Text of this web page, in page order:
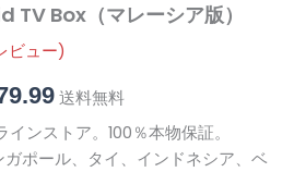
TV Box（マレーシア版）
ビュー)
の
は
送料無料
インストア。100％本物保証。
ポール、タイ、インドネシア、ベ